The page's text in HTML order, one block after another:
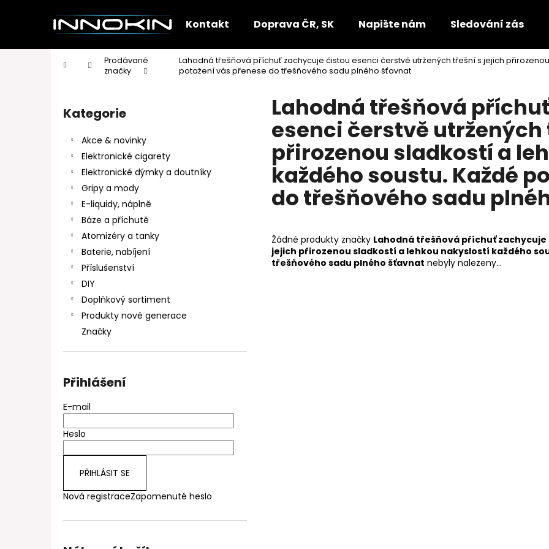
Kontakt Doprava ČR, SK Napište nám Sledování zásilek
Domů
Prodávané
značky
Lahodná třešňová příchuť zachycuje čistou esenci čerstvě utržených třešní s jejich
potažení vás přenese do třešňového sadu plného šťavnat
Přeskočit
kategorie
Kategorie
Akce & novinky
Elektronické cigarety
Elektronické dýmky a doutníky
Gripy a mody
E-liquidy, náplně
Báze a příchutě
Atomizéry a tanky
Baterie, nabíjení
Příslušenství
DIY
Doplňkový sortiment
Produkty nové generace
Značky
Přihlášení
E-mail
Heslo
PŘIHLÁSIT SE
Nová registraceZapomenuté heslo
Lahodná třešňová
esenci čerstvě
přirozenou sladkostí a
každého soustu. Každé
do třešňového sadu
Žádné produkty značky Lahodná třešňová příchuť
jejich přirozenou sladkostí a lehkou nakyslostí každého
třešňového sadu plného šťavnat nebyly nalezeny...
í
Zpět
do
Zpět
do
Co potřebujete najít?
HLEDAT
Doporučujeme
DEKANG DESERT SHIP 10ML 11MG
154 Kč
Původně:195 Kč